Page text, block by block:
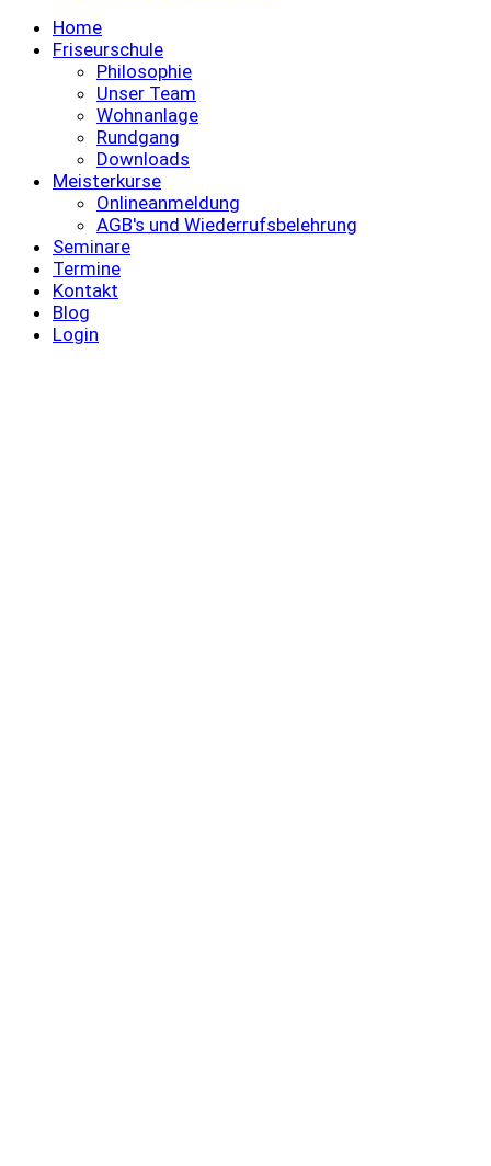
Home
Friseurschule
Philosophie
Unser Team
Wohnanlage
Rundgang
Downloads
Meisterkurse
Onlineanmeldung
AGB's und Wiederrufsbelehrung
Seminare
Termine
Kontakt
Blog
Login